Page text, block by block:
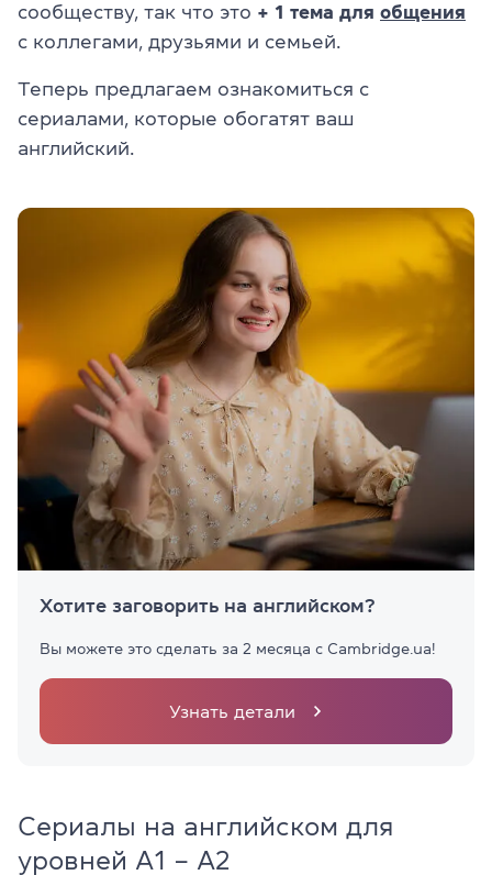
сообществу, так что это + 1 тема для общения
с коллегами, друзьями и семьей.
Теперь предлагаем ознакомиться с
сериалами, которые обогатят ваш
английский.
Хотите заговорить на английском?
Вы можете это сделать за 2 месяца с Cambridge.ua!
Узнать детали
Сериалы на английском для
уровней A1 – A2